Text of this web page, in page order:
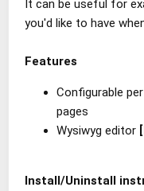
It can be useful for
you'd like to have
Features
Configurable
pages
Wysiwyg editor
Install/Uninstall